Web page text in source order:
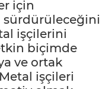
için
sürdürüleceğini
işçilerini
biçimde
ve ortak
işçileri